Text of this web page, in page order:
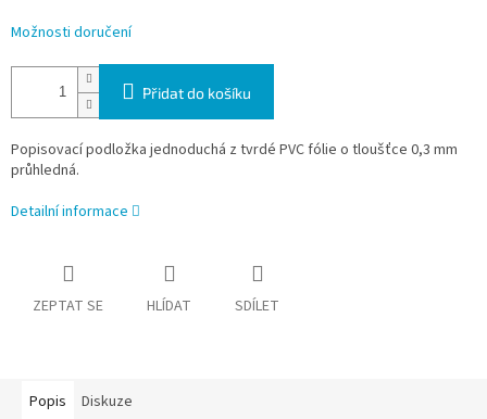
Možnosti doručení
Přidat do košíku
Popisovací podložka jednoduchá z tvrdé PVC fólie o tloušťce 0,3 mm
průhledná.
Detailní informace
ZEPTAT SE HLÍDAT SDÍLET
Popis Diskuze